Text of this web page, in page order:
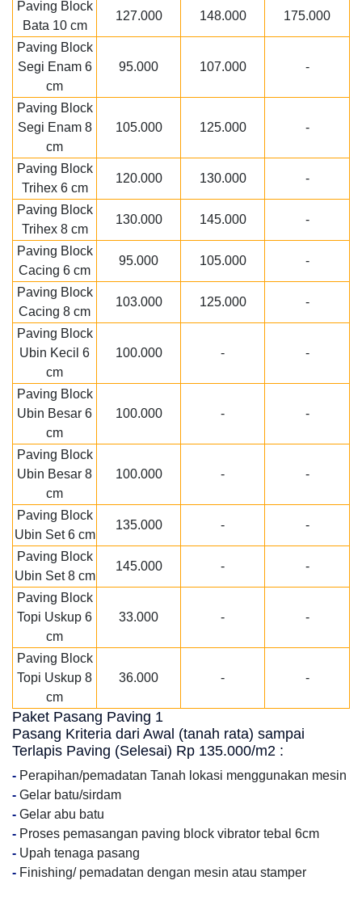
Paving Block
Bata 10 cm
127.000 148.000 175.000
Paving Block
Segi Enam 6
cm
95.000 107.000 -
Paving Block
Segi Enam 8
cm
105.000 125.000 -
Paving Block
Trihex 6 cm
120.000 130.000 -
Paving Block
Trihex 8 cm
130.000 145.000 -
Paving Block
Cacing 6 cm
95.000 105.000 -
Paving Block
Cacing 8 cm
103.000 125.000 -
Paving Block
Ubin Kecil 6
cm
100.000 - -
Paving Block
Ubin Besar 6
cm
100.000 - -
Paving Block
Ubin Besar 8
cm
100.000 - -
Paving Block
Ubin Set 6 cm
135.000 - -
Paving Block
Ubin Set 8 cm
145.000 - -
Paving Block
Topi Uskup 6
cm
33.000 - -
Paving Block
Topi Uskup 8
cm
36.000 - -
Paket Pasang Paving 1
Pasang Kriteria dari Awal (tanah rata) sampai
Terlapis Paving (Selesai) Rp 135.000/m2 :
- Perapihan/pemadatan Tanah lokasi menggunakan mesin
- Gelar batu/sirdam
- Gelar abu batu
- Proses pemasangan paving block vibrator tebal 6cm
- Upah tenaga pasang
- Finishing/ pemadatan dengan mesin atau stamper